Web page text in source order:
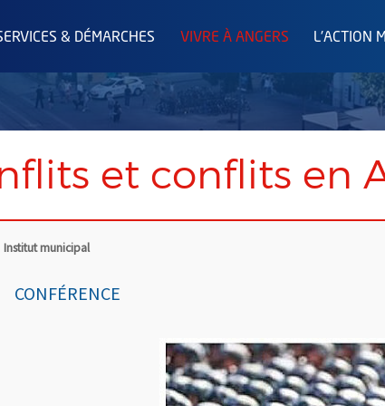
& DÉMARCHES VIVRE À ANGERS L'ACTION
et conflits en
Institut municipal
CONFÉRENCE